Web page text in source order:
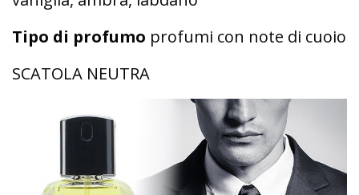
Tipo di profumo profumi con note di cuoio
SCATOLA NEUTRA